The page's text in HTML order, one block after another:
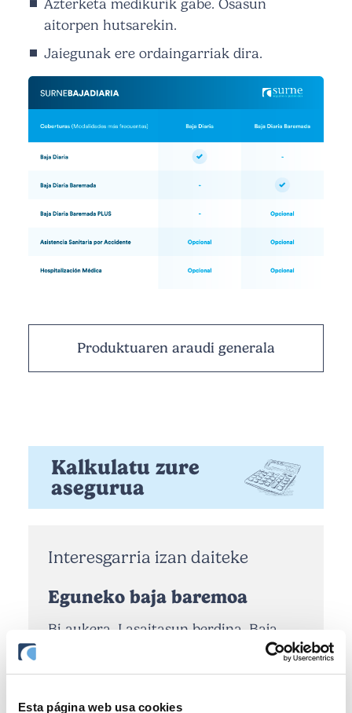
Esta página web usa cookies
Azterketa medikurik gabe. Osasun
aitorpen hutsarekin.
Jaiegunak ere ordaingarriak dira.
Produktuaren araudi generala
Kalkulatu zure
asegurua
Interesgarria izan daiteke
Eguneko baja baremoa
Bi aukera. Lasaitasun berdina. Baja
kasuetan, 365 egunerainoko estaldura
SURNEn urte asko…